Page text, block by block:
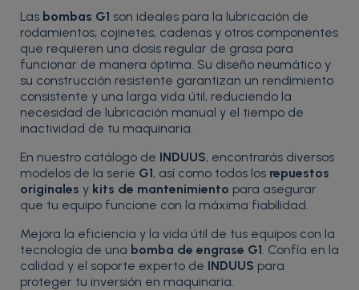
Las bombas G1 son ideales para la lubricación de
rodamientos, cojinetes, cadenas y otros componentes
que requieren una dosis regular de grasa para
funcionar de manera óptima. Su diseño neumático y
su construcción resistente garantizan un rendimiento
consistente y una larga vida útil, reduciendo la
necesidad de lubricación manual y el tiempo de
inactividad de tu maquinaria.
En nuestro catálogo de INDUUS, encontrarás diversos
modelos de la serie G1, así como todos los repuestos
originales y kits de mantenimiento para asegurar
que tu equipo funcione con la máxima fiabilidad.
Mejora la eficiencia y la vida útil de tus equipos con la
tecnología de una bomba de engrase G1. Confía en la
calidad y el soporte experto de INDUUS para
proteger tu inversión en maquinaria.